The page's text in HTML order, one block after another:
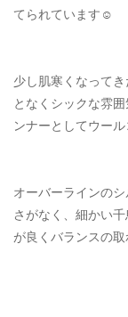
てられています☺️
少し肌寒くなって
となくシックな雰
ンナーとしてウー
オーバーラインの
さがなく、細かい
が良くバランスの